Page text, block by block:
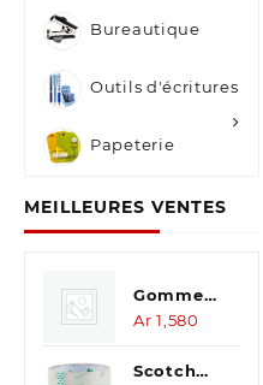
Bureautique
Outils d'écritures
Papeterie
MEILLEURES VENTES
Gomme
noire GM
Ar 1,580
Scotch